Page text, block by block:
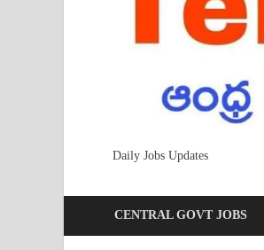
Daily Jobs Updates
CENTRAL GOVT JOBS